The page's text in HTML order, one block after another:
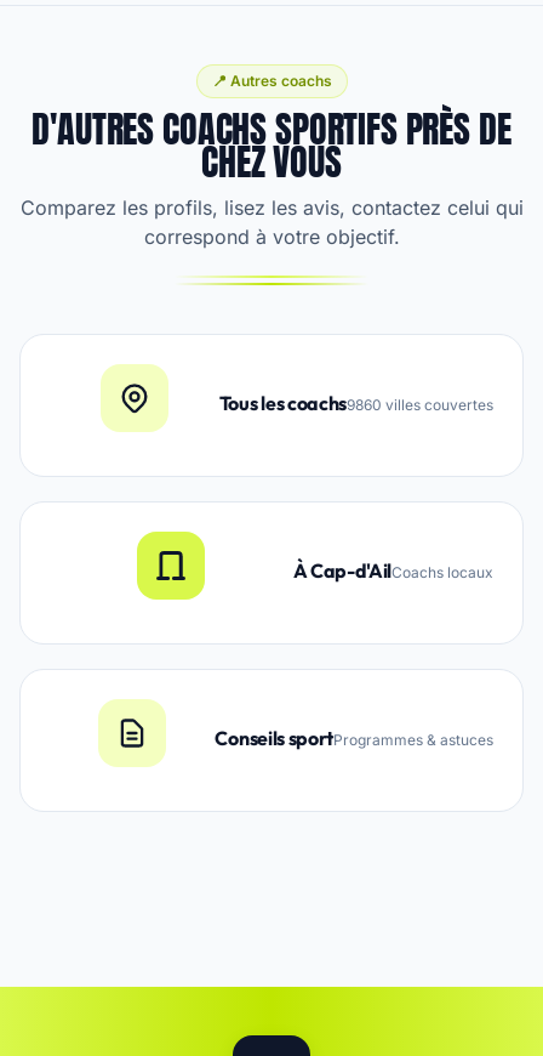
📍 Autres coachs
D'AUTRES COACHS SPORTIFS PRÈS DE
CHEZ VOUS
Comparez les profils, lisez les avis, contactez celui qui
correspond à votre objectif.
Tous les coachs9860 villes couvertes
À Cap-d'AilCoachs locaux
Conseils sportProgrammes & astuces